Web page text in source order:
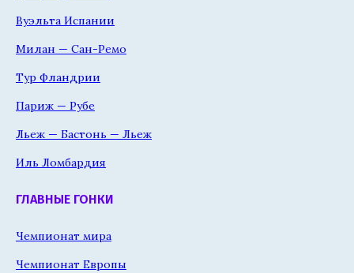
Вуэльта Испании
Милан — Сан-Ремо
Тур Фландрии
Париж — Рубе
Льеж — Бастонь — Льеж
Иль Ломбардия
ГЛАВНЫЕ ГОНКИ
Чемпионат мира
Чемпионат Европы